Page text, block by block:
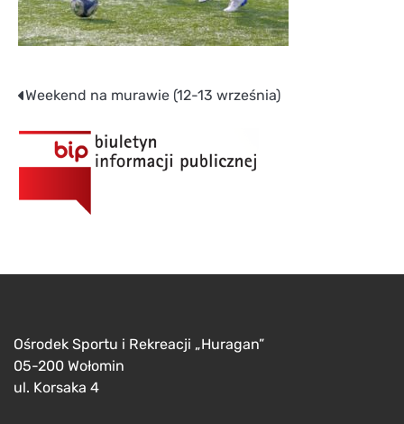
Nawigacja
wpisu
Weekend na murawie (12-13 września)
Ośrodek Sportu i Rekreacji „Huragan”
05-200 Wołomin
ul. Korsaka 4